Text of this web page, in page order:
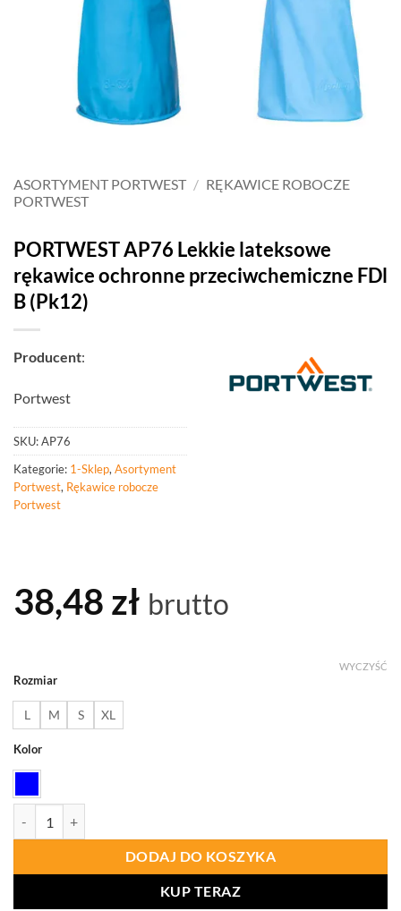
ASORTYMENT PORTWEST / RĘKAWICE ROBOCZE
PORTWEST
PORTWEST AP76 Lekkie lateksowe
rękawice ochronne przeciwchemiczne FDl
B (Pk12)
Producent:
Portwest
SKU:AP76
Kategorie: 1-Sklep,Asortyment
Portwest, Rękawice robocze
Portwest
38,48 zł brutto
Rozmiar
L M S XL
Kolor
WYCZYŚĆ
DODAJ DO KOSZYKA
KUP TERAZ